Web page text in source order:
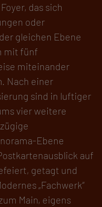
das sich
oder
gleichen Ebene
mit fünf
miteinander
Nach einer
sind in luftiger
vier weitere
Ebene
auf
getagt und
„Fachwerk“
Main, eigens